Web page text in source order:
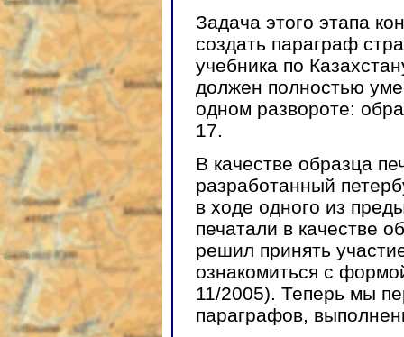
Задача этого этапа
создать параграф
учебника по
должен полностью
одном развороте:
17.
В качестве образца
разработанный
в ходе одного из
печатали в качестве
решил принять
ознакомиться с
11/2005). Теперь мы
параграфов,